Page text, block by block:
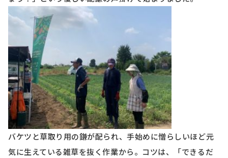
バケツと草取り用の鎌が配られ、手始めに憎らしいほど元
気に生えている雑草を抜く作業から。コツは、「できるだ